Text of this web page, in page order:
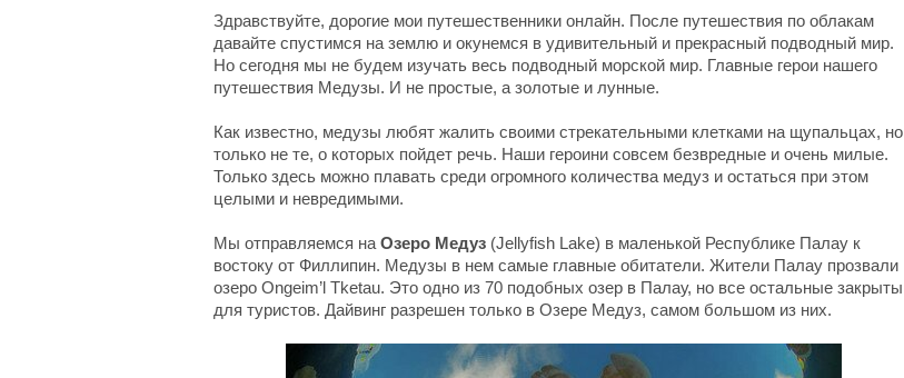
Здравствуйте, дорогие мои путешественники онлайн. После путешествия по облакам
давайте спустимся на землю и окунемся в удивительный и прекрасный подводный мир.
Но сегодня мы не будем изучать весь подводный морской мир. Главные герои нашего
путешествия Медузы. И не простые, а золотые и лунные.
Как известно, медузы любят жалить своими стрекательными клетками на щупальцах, но
только не те, о которых пойдет речь. Наши героини совсем безвредные и очень милые.
Только здесь можно плавать среди огромного количества медуз и остаться при этом
целыми и невредимыми.
Мы отправляемся на Озеро Медуз (Jellyfish Lake) в маленькой Республике Палау к
востоку от Филлипин. Медузы в нем самые главные обитатели. Жители Палау прозвали
озеро Ongeim’l Tketau. Это одно из 70 подобных озер в Палау, но все остальные закрыты
для туристов. Дайвинг разрешен только в Озере Медуз, самом большом из них.